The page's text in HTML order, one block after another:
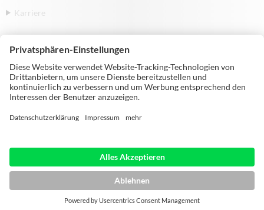
Karriere
97941 Tauberbischofsheim | Germany |
Telephone: +49 9341 860
IMPRESSUM DATENSCHUTZ AGB